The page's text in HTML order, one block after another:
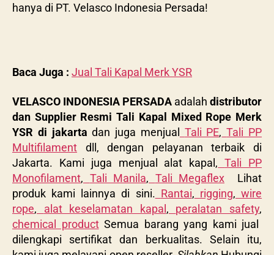
hanya di PT. Velasco Indonesia Persada!
Baca Juga : Jual Tali Kapal Merk YSR
VELASCO INDONESIA PERSADA adalah distributor
dan Supplier Resmi Tali Kapal Mixed Rope Merk
YSR di jakarta dan juga menjual Tali PE, Tali PP
Multifilament dll, dengan pelayanan terbaik di
Jakarta. Kami juga menjual alat kapal, Tali PP
Monofilament, Tali Manila, Tali Megaflex Lihat
produk kami lainnya di sini. Rantai, rigging, wire
rope, alat keselamatan kapal, peralatan safety,
chemical productSemua barang yang kami jual
dilengkapi sertifikat dan berkualitas. Selain itu,